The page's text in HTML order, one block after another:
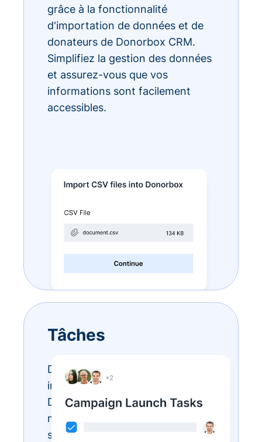
grâce à la fonctionnalité
d'importation de données et de
donateurs de Donorbox CRM.
Simplifiez la gestion des données
et assurez-vous que vos
informations sont facilement
accessibles.
Tâches
Des listes de tâches
interminables ? Réalisez-les avec
Donorbox Tasks. Vous pouvez
maintenant organiser, prioriser et
simplifier toutes vos tâches